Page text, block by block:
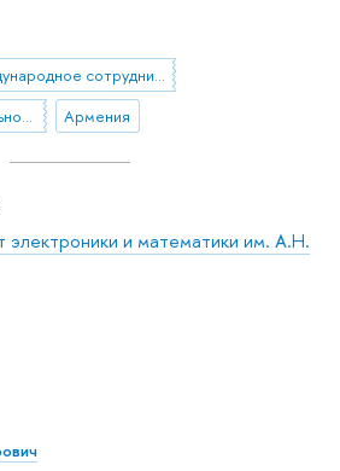
международное сотрудничество
академическая мобильность
Армения
электроники и математики им. А.Н.